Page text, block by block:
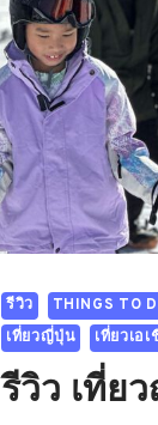
ชม
ซากุระ
เดือน
เมษา
รีวิว THINGS TO
เที่ยวญี่ปุ่น
เที่ยวเอเ
รีวิว เที่ย